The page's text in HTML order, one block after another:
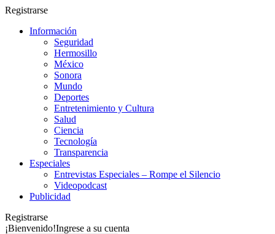
Registrarse
Información
Seguridad
Hermosillo
México
Sonora
Mundo
Deportes
Entretenimiento y Cultura
Salud
Ciencia
Tecnología
Transparencia
Especiales
Entrevistas Especiales – Rompe el Silencio
Videopodcast
Publicidad
Registrarse
¡Bienvenido!Ingrese a su cuenta